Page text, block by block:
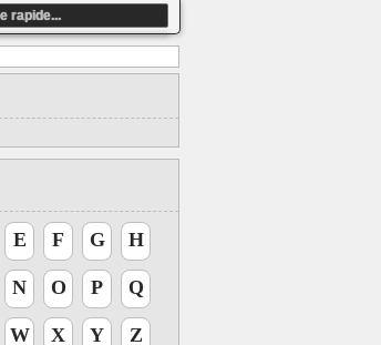
"artiste_id" in
web/clip_global.php
E F G H
N O P Q
W X Y Z